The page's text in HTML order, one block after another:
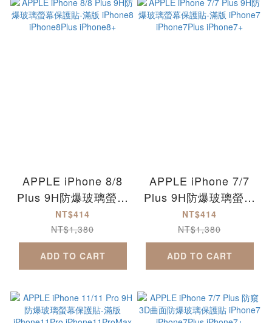
APPLE iPhone 8/8
Plus 9H防爆玻璃螢幕
保護貼-滿版 iPhone8
iPhone8Plus
iPhone8+
NT$414
NT$1,380
ADD TO CART
APPLE iPhone 7/7
Plus 9H防爆玻璃螢幕
保護貼-滿版 iPhone7
iPhone7Plus
iPhone7+
NT$414
NT$1,380
ADD TO CART